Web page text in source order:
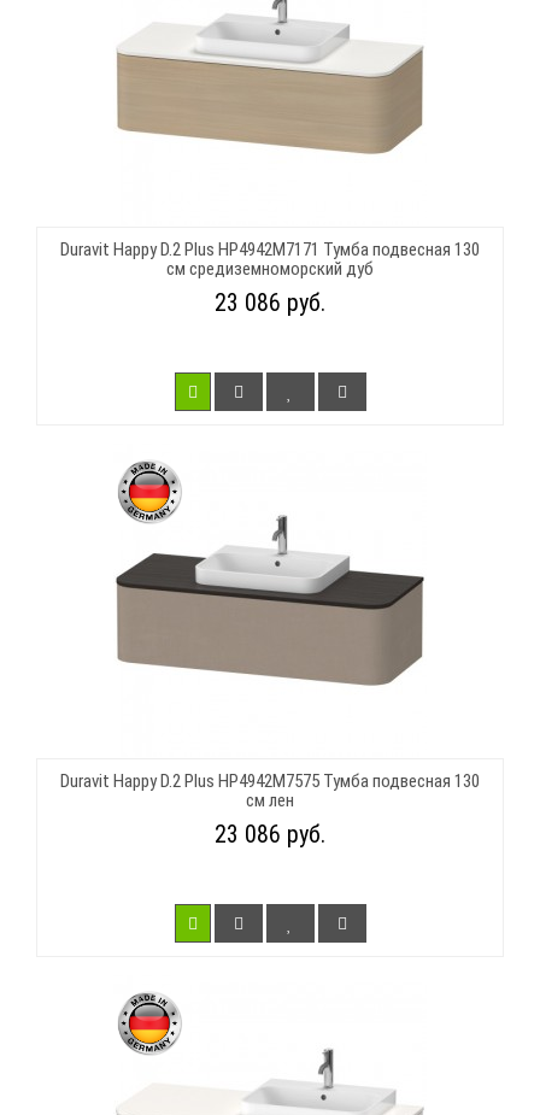
Duravit Happy D.2 Plus HP4942M7171 Тумба подвесная 130
см средиземноморский дуб
23 086 руб.
Duravit Happy D.2 Plus HP4942M7575 Тумба подвесная 130
см лен
23 086 руб.